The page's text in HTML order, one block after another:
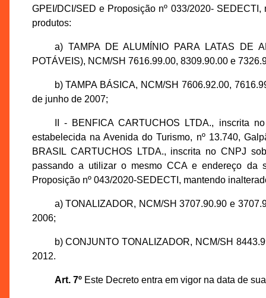
GPEI/DCI/SED e Proposição nº 033/2020-
produtos:
a) TAMPA DE ALUMÍNIO PARA LATAS DE
POTÁVEIS), NCM/SH 7616.99.00, 8309.90.00 e
b) TAMPA BÁSICA, NCM/SH 7606.92.00,
de junho de 2007;
II - BENFICA CARTUCHOS LTDA., inscrita
estabelecida na Avenida do Turismo, nº 13.740,
BRASIL CARTUCHOS LTDA., inscrita no CNPJ
passando a utilizar o mesmo CCA e endereço da
Proposição nº 043/2020-SEDECTI, mantendo
a) TONALIZADOR, NCM/SH 3707.90.90 e
2006;
b) CONJUNTO TONALIZADOR, NCM/SH
2012.
Art. 7ºEste Decreto entra em vigor na data de